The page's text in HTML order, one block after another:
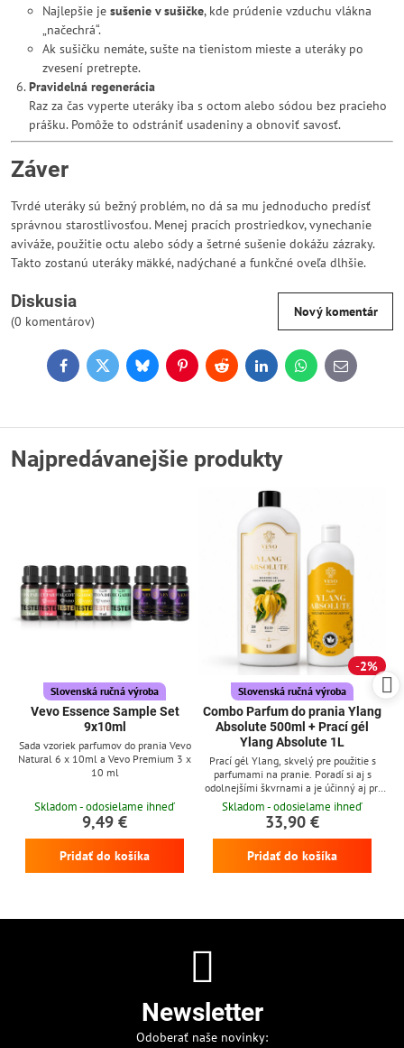
Najlepšie je sušenie v sušičke, kde prúdenie vzduchu vlákna
„načechrá“.
Ak sušičku nemáte, sušte na tienistom mieste a uteráky po
zvesení pretrepte.
Pravidelná regenerácia
Raz za čas vyperte uteráky iba s octom alebo sódou bez pracieho
prášku. Pomôže to odstrániť usadeniny a obnoviť savosť.
Záver
Tvrdé uteráky sú bežný problém, no dá sa mu jednoducho predísť
správnou starostlivosťou. Menej pracích prostriedkov, vynechanie
aviváže, použitie octu alebo sódy a šetrné sušenie dokážu zázraky.
Takto zostanú uteráky mäkké, nadýchané a funkčné oveľa dlhšie.
Diskusia
(0 komentárov)
Nový komentár
FacebookTwitterBlueskyPinterestReddit LinkedInWhatsApp
E-
mail
Najpredávanejšie produkty
Slovenská ručná výroba
Vevo Essence Sample Set
9x10ml
Sada vzoriek parfumov do prania Vevo
Natural 6 x 10ml a Vevo Premium 3 x
10 ml
Skladom - odosielame ihneď
9,49 €
Pridať do košíka
2%
Slovenská ručná výroba
Combo Parfum do prania Ylang
Absolute 500ml + Prací gél
Ylang Absolute 1L
Prací gél Ylang, skvelý pre použitie s
parfumami na pranie. Poradí si aj s
odolnejšími škvrnami a je účinný aj pri
nízkych teplotách
Skladom - odosielame ihneď
33,90 €
Pridať do košíka
Newsletter
Odoberať naše novinky: